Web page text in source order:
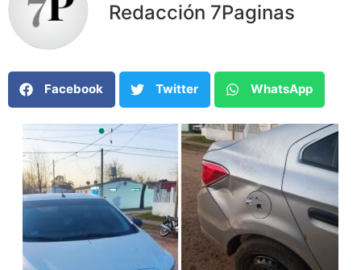
Redacción 7Paginas
Facebook Twitter WhatsApp